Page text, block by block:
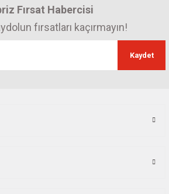
Fırsat Habercisi
fırsatları kaçırmayın!
Kaydet